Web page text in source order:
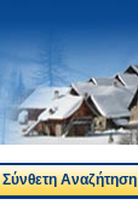
Σύνθετη Αναζήτηση